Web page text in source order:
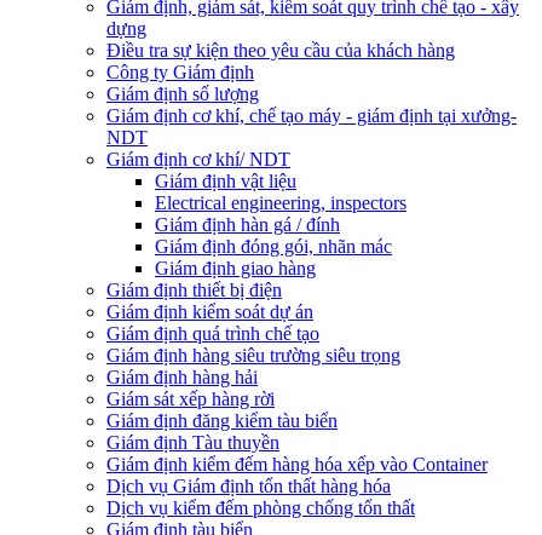
Giám định, giám sát, kiểm soát quy trình chế tạo - xây
dựng
Điều tra sự kiện theo yêu cầu của khách hàng
Công ty Giám định
Giám định số lượng
Giám định cơ khí, chế tạo máy - giám định tại xưởng-
NDT
Giám định cơ khí/ NDT
Giám định vật liệu
Electrical engineering, inspectors
Giám định hàn gá / đính
Giám định đóng gói, nhãn mác
Giám định giao hàng
Giám định thiết bị điện
Giám định kiểm soát dự án
Giám định quá trình chế tạo
Giám định hàng siêu trường siêu trọng
Giám định hàng hải
Giám sát xếp hàng rời
Giám định đăng kiểm tàu biển
Giám định Tàu thuyền
Giám định kiểm đếm hàng hóa xếp vào Container
Dịch vụ Giám định tổn thất hàng hóa
Dịch vụ kiểm đếm phòng chống tổn thất
Giám định tàu biển